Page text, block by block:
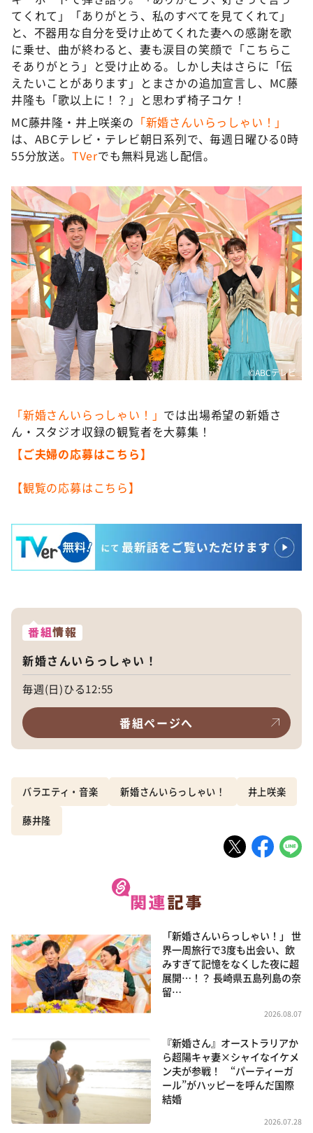
てくれて」「ありがとう、私のすべてを見てくれて」
と、不器用な自分を受け止めてくれた妻への感謝を歌
に乗せ、曲が終わると、妻も涙目の笑顔で「こちらこ
そありがとう」と受け止める。しかし夫はさらに「伝
えたいことがあります」とまさかの追加宣言し、MC藤
井隆も「歌以上に！？」と思わず椅子コケ！
MC藤井隆・井上咲楽の 「新婚さんいらっしゃい！」
は、ABCテレビ・テレビ朝日系列で、毎週日曜ひる0時
55分放送。 TVerでも無料見逃し配信。
©ABCテレビ
「新婚さんいらっしゃい！」 では出場希望の新婚さ
ん・スタジオ収録の観覧者を大募集！
【ご夫婦の応募はこちら】
【観覧の応募はこちら】
番組情報
新婚さんいらっしゃい！
毎週(日)ひる12:55
番組ページへ
バラエティ・音楽 新婚さんいらっしゃい！ 井上咲楽
藤井隆
「新婚さんいらっしゃい！」 世
界一周旅行で3度も出会い、飲
みすぎて記憶をなくした夜に超
展開…！？ 長崎県五島列島の奈
留…
2026.08.07
『新婚さん』オーストラリアか
ら超陽キャ妻×シャイなイケメ
ン夫が参戦！ “パーティーガ
ール”がハッピーを呼んだ国際
結婚
2026.07.28